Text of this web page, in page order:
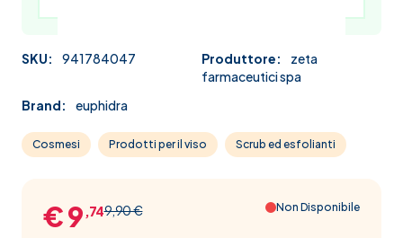
SKU: 941784047 Produttore:
zeta
farmaceutici spa
Brand:
euphidra
Cosmesi Prodotti per il viso Scrub ed esfolianti
9,90 €
€ 9 ,74 Non Disponibile